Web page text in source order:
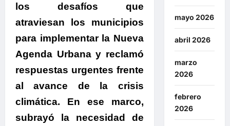
los desafíos que
atraviesan los municipios
para implementar la Nueva
Agenda Urbana y reclamó
respuestas urgentes frente
al avance de la crisis
climática. En ese marco,
subrayó la necesidad de
mayo 2026
abril 2026
marzo
2026
febrero
2026